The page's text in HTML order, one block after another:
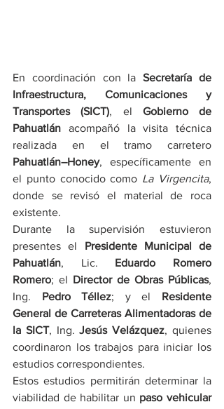
En coordinación con la Secretaría de
Infraestructura, Comunicaciones y
Transportes (SICT), el Gobierno de
Pahuatlán acompañó la visita técnica
Pahuatlán–Honey, específicamente en
el punto conocido como La Virgencita,
donde se revisó el material de roca
existente.
Durante la supervisión estuvieron
presentes el Presidente Municipal de
Pahuatlán, Lic. Eduardo Romero
Romero; el Director de Obras Públicas,
Ing. Pedro Téllez; y el Residente
General de Carreteras Alimentadoras de
la SICT, Ing. Jesús Velázquez, quienes
coordinaron los trabajos para iniciar los
estudios correspondientes.
Estos estudios permitirán determinar la
viabilidad de habilitar un paso vehicular